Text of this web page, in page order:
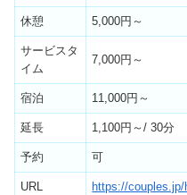
休憩 5,000円～
サービスタ
イム
7,000円～
宿泊 11,000円～
延長 1,100円～/ 30分
予約 可
URL https://